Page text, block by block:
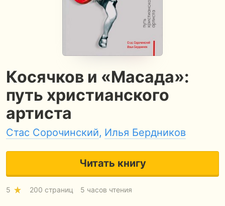
Косячков и «Масада»:
путь христианского
артиста
Стас Сорочинский, Илья Бердников
Читать книгу
5 200 страниц 5 часов чтения